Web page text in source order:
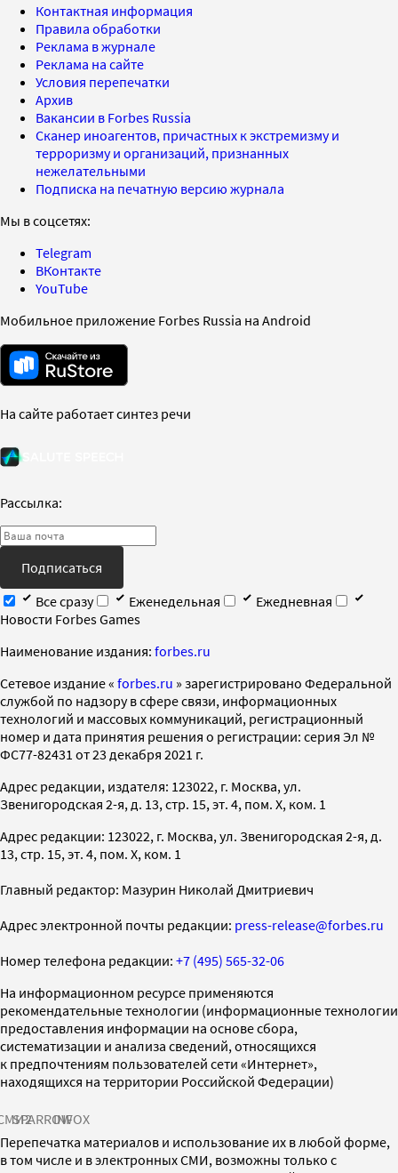
Контактная информация
Правила обработки
Реклама в журнале
Реклама на сайте
Условия перепечатки
Архив
Вакансии в Forbes Russia
Сканер иноагентов, причастных к экстремизму и
терроризму и организаций, признанных
нежелательными
Подписка на печатную версию журнала
Мы в соцсетях:
Telegram
ВКонтакте
YouTube
Мобильное приложение Forbes Russia на Android
На сайте работает синтез речи
Рассылка:
Подписаться
Все сразу
Еженедельная
Ежедневная
Новости Forbes Games
Наименование издания: forbes.ru
Cетевое издание « forbes.ru » зарегистрировано Федеральной
службой по надзору в сфере связи, информационных
технологий и массовых коммуникаций, регистрационный
номер и дата принятия решения о регистрации: серия Эл №
ФС77-82431 от 23 декабря 2021 г.
Адрес редакции, издателя: 123022, г. Москва, ул.
Звенигородская 2-я, д. 13, стр. 15, эт. 4, пом. X, ком. 1
Адрес редакции: 123022, г. Москва, ул. Звенигородская 2-я, д.
13, стр. 15, эт. 4, пом. X, ком. 1
Главный редактор: Мазурин Николай Дмитриевич
Адрес электронной почты редакции: press-release@forbes.ru
Номер телефона редакции: +7 (495) 565-32-06
На информационном ресурсе применяются
рекомендательные технологии (информационные технологии
предоставления информации на основе сбора,
систематизации и анализа сведений, относящихся
к предпочтениям пользователей сети «Интернет»,
находящихся на территории Российской Федерации)
SPARROWINFOX
Перепечатка материалов и использование их в любой форме,
в том числе и в электронных СМИ, возможны только с